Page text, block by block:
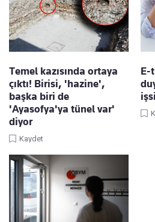
Temel kazısında ortaya
çıktı! Birisi, 'hazine',
başka biri de
'Ayasofya'ya tünel var'
diyor
Kaydet
E-